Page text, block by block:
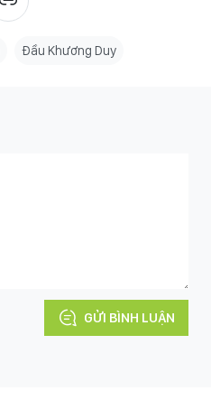
Đầu Khương Duy
GỬI BÌNH LUẬN